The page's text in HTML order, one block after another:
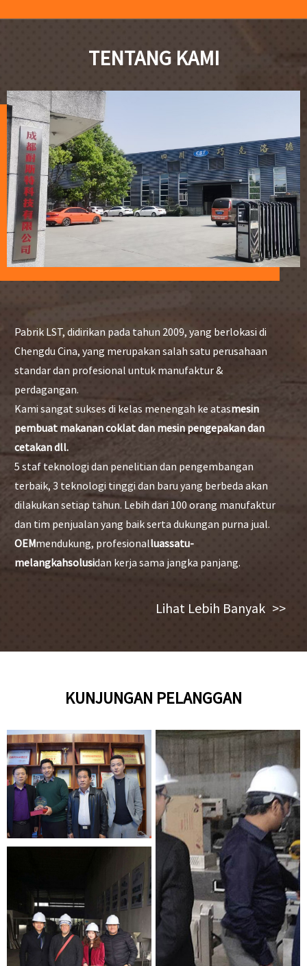
TENTANG KAMI
Pabrik LST, didirikan pada tahun 2009, yang berlokasi di
Chengdu Cina, yang merupakan salah satu perusahaan
standar dan profesional untuk manufaktur &
perdagangan.
Kami sangat sukses di kelas menengah ke atasmesin
pembuat makanan coklat dan mesin pengepakan dan
cetakan dll.
5 staf teknologi dan penelitian dan pengembangan
terbaik, 3 teknologi tinggi dan baru yang berbeda akan
dilakukan setiap tahun. Lebih dari 100 orang manufaktur
dan tim penjualan yang baik serta dukungan purna jual.
OEMmendukung, profesionalluassatu-
melangkahsolusidan kerja sama jangka panjang.
Lihat Lebih Banyak >>
KUNJUNGAN PELANGGAN